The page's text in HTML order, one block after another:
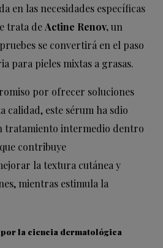
en las necesidades específicas
trata deActine Renov,un
se convertirá en el paso
para pieles mixtas a grasas.
por ofrecer soluciones
calidad, este sérum ha sdio
tratamiento intermedio dentro
contribuye
la textura cutánea y
mientras estimula la
la ciencia dermatológica